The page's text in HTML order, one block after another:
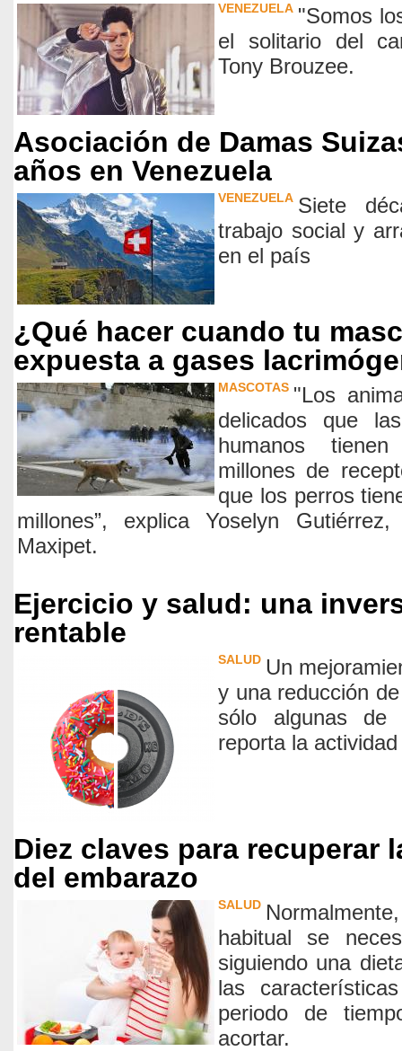
VENEZUELA "Somos
el solitario del
Tony Brouzee.
Asociación de Damas
años en Venezuela
VENEZUELA Siete
trabajo social y
en el país
¿Qué hacer cuando tu
expuesta a gases
MASCOTAS "Los
delicados que
humanos
millones de
que los perros
millones”, explica Yoselyn
Maxipet.
Ejercicio y salud: una
rentable
SALUD Un
y una reducción
sólo algunas
reporta la
Diez claves para recuperar
del embarazo
SALUD
habitual se
siguiendo una
las
periodo de
acortar.